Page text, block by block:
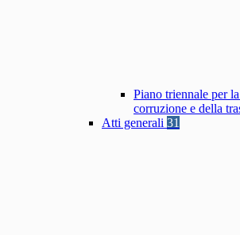
Piano triennale per
corruzione e della
Atti generali 31